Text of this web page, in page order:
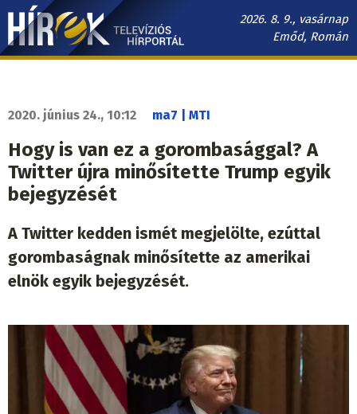
Ugrás
tartalomra
2026. 8. 9., vasárnap
Emőd, Román
Hírek.sk
navigáció
2020. június 24., 10:12 ma7 | MTI
Hogy is van ez a gorombasággal? A
Twitter újra minősítette Trump egyik
bejegyzését
A Twitter kedden ismét megjelölte, ezúttal
gorombaságnak minősítette az amerikai
elnök egyik bejegyzését.